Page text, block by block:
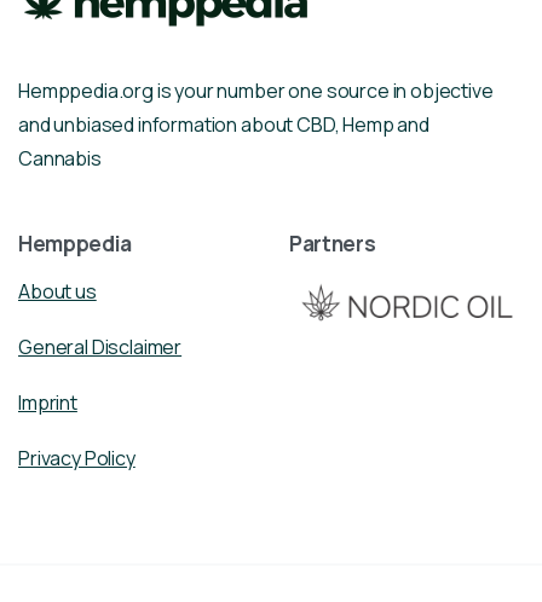
Hemppedia.org is your number one source in objective
and unbiased information about CBD, Hemp and
Cannabis
Hemppedia
About us
General Disclaimer
Imprint
Privacy Policy
Partners